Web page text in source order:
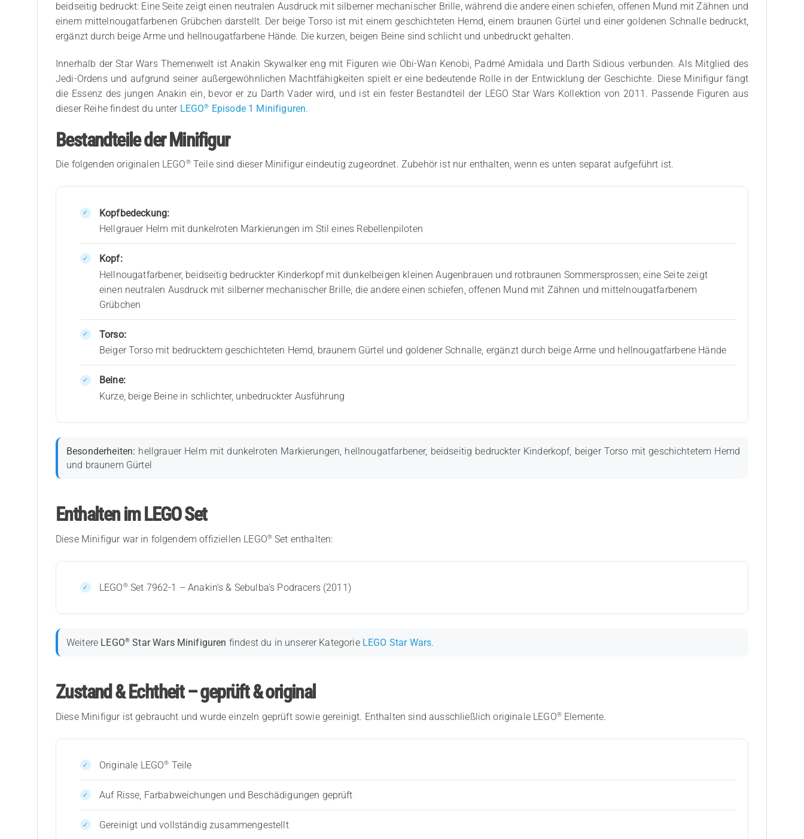
beidseitig bedruckt: Eine Seite zeigt einen neutralen Ausdruck mit silberner mechanischer Brille, während die andere einen schiefen, offenen Mund mit Zähnen und
einem mittelnougatfarbenen Grübchen darstellt. Der beige Torso ist mit einem geschichteten Hemd, einem braunen Gürtel und einer goldenen Schnalle bedruckt,
ergänzt durch beige Arme und hellnougatfarbene Hände. Die kurzen, beigen Beine sind schlicht und unbedruckt gehalten.
Innerhalb der Star Wars Themenwelt ist Anakin Skywalker eng mit Figuren wie Obi-Wan Kenobi, Padmé Amidala und Darth Sidious verbunden. Als Mitglied des
Jedi-Ordens und aufgrund seiner außergewöhnlichen Machtfähigkeiten spielt er eine bedeutende Rolle in der Entwicklung der Geschichte. Diese Minifigur fängt
die Essenz des jungen Anakin ein, bevor er zu Darth Vader wird, und ist ein fester Bestandteil der LEGO Star Wars Kollektion von 2011. Passende Figuren aus
dieser Reihe findest du unter LEGO® Episode 1 Minifiguren.
Bestandteile der Minifigur
Die folgenden originalen LEGO®Teile sind dieser Minifigur eindeutig zugeordnet. Zubehör ist nur enthalten, wenn es unten separat aufgeführt ist.
Kopfbedeckung:
Hellgrauer Helm mit dunkelroten Markierungen im Stil eines Rebellenpiloten
Kopf:
Hellnougatfarbener, beidseitig bedruckter Kinderkopf mit dunkelbeigen kleinen Augenbrauen und rotbraunen Sommersprossen; eine Seite zeigt
einen neutralen Ausdruck mit silberner mechanischer Brille, die andere einen schiefen, offenen Mund mit Zähnen und mittelnougatfarbenem
Grübchen
Torso:
Beiger Torso mit bedrucktem geschichteten Hemd, braunem Gürtel und goldener Schnalle, ergänzt durch beige Arme und hellnougatfarbene Hände
Beine:
Kurze, beige Beine in schlichter, unbedruckter Ausführung
Besonderheiten: hellgrauer Helm mit dunkelroten Markierungen, hellnougatfarbener, beidseitig bedruckter Kinderkopf, beiger Torso mit geschichtetem Hemd
und braunem Gürtel
Enthalten im LEGO Set
Diese Minifigur war in folgendem offiziellen LEGO® Set enthalten:
LEGO®Set 7962-1 – Anakin’s & Sebulba’s Podracers (2011)
Weitere LEGO® Star Wars Minifiguren findest du in unserer Kategorie LEGO Star Wars.
Zustand & Echtheit – geprüft & original
Diese Minifigur ist gebraucht und wurde einzeln geprüft sowie gereinigt. Enthalten sind ausschließlich originale LEGO®Elemente.
Originale LEGO® Teile
Auf Risse, Farbabweichungen und Beschädigungen geprüft
Gereinigt und vollständig zusammengestellt